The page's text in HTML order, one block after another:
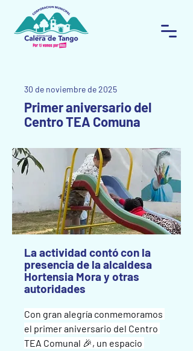
30 de noviembre de 2025
Primer aniversario del
Centro TEA Comuna
La actividad contó con la
presencia de la alcaldesa
Hortensia Mora y otras
autoridades
Con gran alegría conmemoramos
el primer aniversario del Centro
TEA Comunal 🎉, un espacio